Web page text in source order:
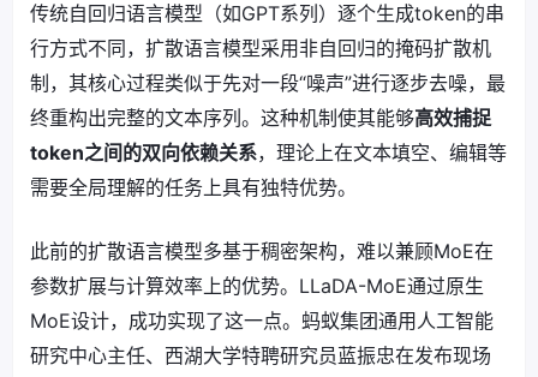
传统自回归语言模型（如GPT系列）逐个生成token的串
行方式不同，扩散语言模型采用非自回归的掩码扩散机
制，其核心过程类似于先对一段“噪声”进行逐步去噪，最
终重构出完整的文本序列。这种机制使其能够高效捕捉
token之间的双向依赖关系，理论上在文本填空、编辑等
需要全局理解的任务上具有独特优势。
此前的扩散语言模型多基于稠密架构，难以兼顾MoE在
参数扩展与计算效率上的优势。LLaDA-MoE通过原生
MoE设计，成功实现了这一点。蚂蚁集团通用人工智能
研究中心主任、西湖大学特聘研究员蓝振忠在发布现场